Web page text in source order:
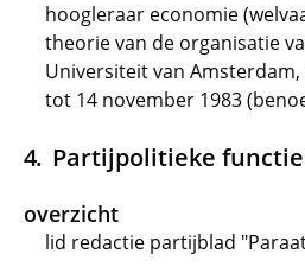
hoogleraar economie
theorie van de organisatie
Universiteit van
tot 14 november 1983
Partijpolitieke
overzicht
lid redactie partijblad